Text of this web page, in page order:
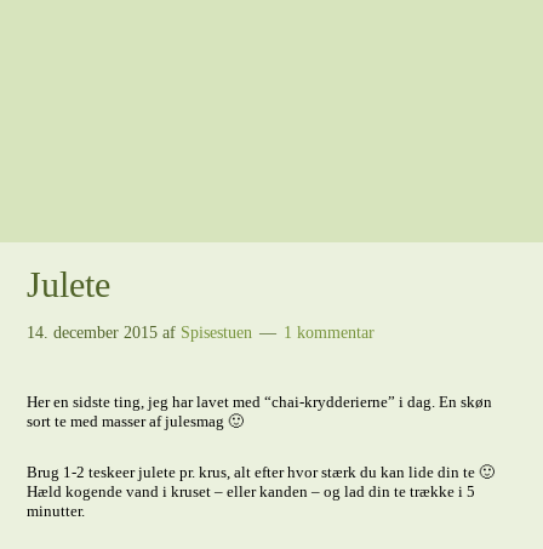
Julete
14. december 2015 af Spisestuen 1 kommentar
Her en sidste ting, jeg har lavet med “chai-krydderierne” i dag. En skøn
sort te med masser af julesmag 🙂
Brug 1-2 teskeer julete pr. krus, alt efter hvor stærk du kan lide din te 🙂
Hæld kogende vand i kruset – eller kanden – og lad din te trække i 5
minutter.